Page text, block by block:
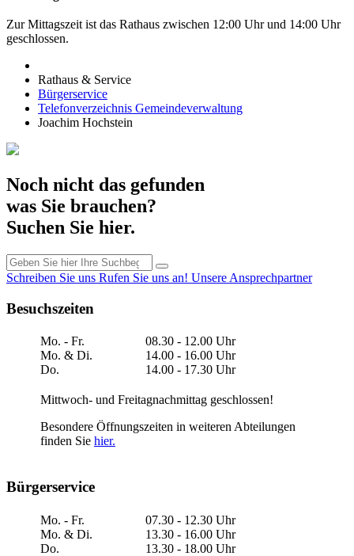
Zur Mittagszeit ist das Rathaus zwischen 12:00 Uhr und 14:00 Uhr
geschlossen.
Rathaus & Service
Bürgerservice
Telefonverzeichnis Gemeindeverwaltung
Joachim Hochstein
Noch nicht das gefunden
was Sie brauchen?
Suchen Sie hier.
Schreiben Sie uns Rufen Sie uns an! Unsere Ansprechpartner
Besuchszeiten
Mo. - Fr.
Mo. & Di.
Do.
08.30 - 12.00 Uhr
14.00 - 16.00 Uhr
14.00 - 17.30 Uhr
Mittwoch- und Freitagnachmittag geschlossen!
Besondere Öffnungszeiten in weiteren Abteilungen
finden Sie hier.
Bürgerservice
Mo. - Fr.
Mo. & Di.
Do.
07.30 - 12.30 Uhr
13.30 - 16.00 Uhr
13.30 - 18.00 Uhr